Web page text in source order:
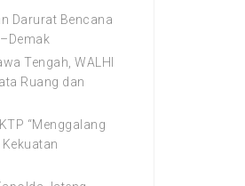
Darurat Bencana
Tengah, WALHI
Ruang dan
“Menggalang